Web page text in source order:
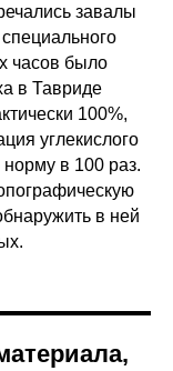
завалы
часов было
в Тавриде
100%,
углекислого
в 100 раз.
в ней